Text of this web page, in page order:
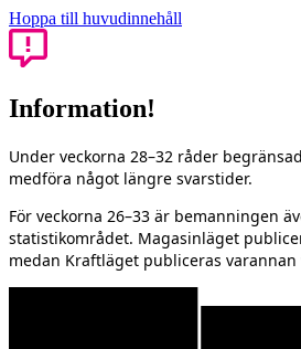
Hoppa till huvudinnehåll
Information!
Under veckorna 28–32 råder
medföra något längre svarstider.
För veckorna 26–33 är bemanningen
statistikområdet. Magasinläget
medan Kraftläget publiceras varannan